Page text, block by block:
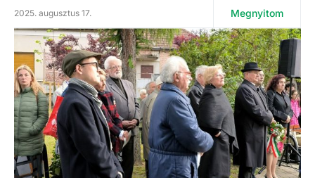
2025. augusztus 17. Megnyitom